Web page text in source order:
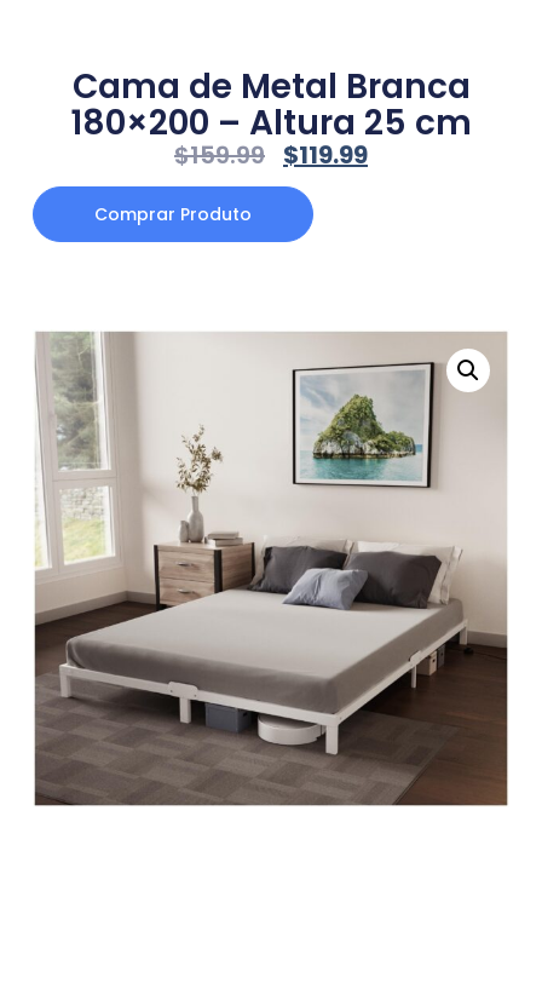
Cama de Metal Branca
180×200 – Altura 25 cm
$159.99 $119.99
Comprar Produto